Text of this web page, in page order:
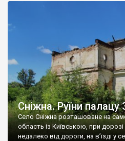
Наддністрянське відрізняється
сіл. У селі є мурована
Сніжна. Руїни палацу
Село Сніжна розташоване на
область із Київською, при
недалеко від дороги, на в’їзді у